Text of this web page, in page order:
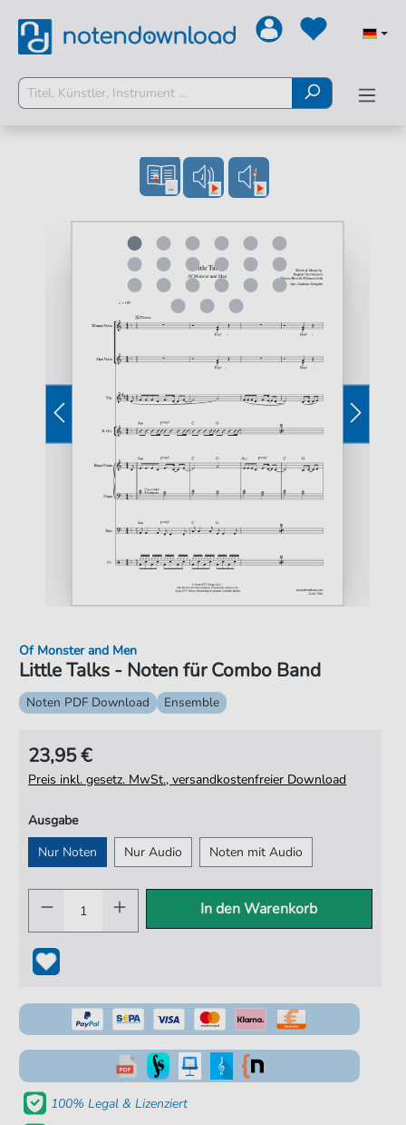
Little Talks - Noten für Combo Band
Of Monster and Men
Noten PDF Download Ensemble
23,95 €
Preis inkl. gesetz. MwSt., versandkostenfreier Download
Ausgabe
Nur Noten
Nur Audio Noten mit Audio
In den Warenkorb
100% Legal & Lizenziert